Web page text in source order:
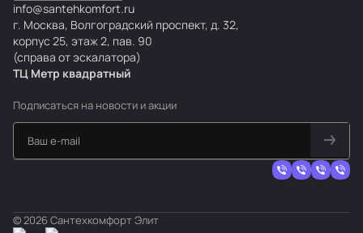
info@santehkomfort.ru
г. Москва, Волгоградский проспект, д. 32,
корпус 25, этаж 2, пав. 90
(справа от эскалатора)
ТЦ Метр квадратный
Подписаться на новости и акции
© 2026 Сантехкомфорт Элит